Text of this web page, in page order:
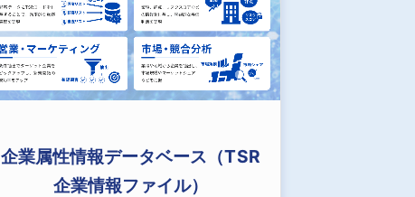
企業属性情報データベース（TSR
企業情報ファイル）